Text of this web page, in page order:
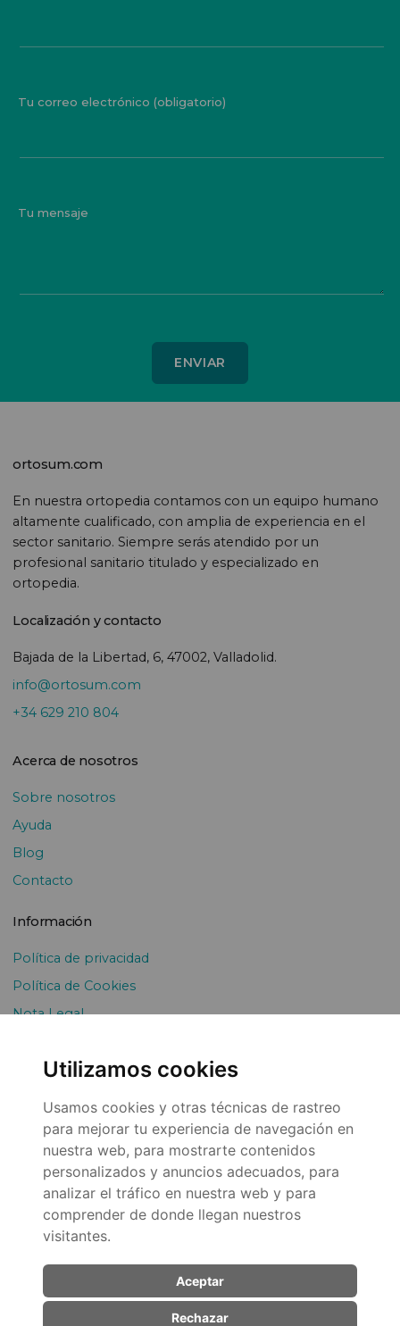
Utilizamos cookies
Usamos cookies y otras técnicas de rastreo
para mejorar tu experiencia de navegación en
nuestra web, para mostrarte contenidos
personalizados y anuncios adecuados, para
analizar el tráfico en nuestra web y para
comprender de donde llegan nuestros
visitantes.
Aceptar
Rechazar
Tu correo electrónico (obligatorio)
Tu mensaje
ortosum.com
En nuestra ortopedia contamos con un equipo humano
altamente cualificado, con amplia de experiencia en el
sector sanitario. Siempre serás atendido por un
profesional sanitario titulado y especializado en
ortopedia.
Localización y contacto
Bajada de la Libertad, 6, 47002, Valladolid.
info@ortosum.com
+34 629 210 804
Acerca de nosotros
Sobre nosotros
Ayuda
Blog
Contacto
Información
Política de privacidad
Política de Cookies
Nota Legal
Pago Fraccionado
© 2026